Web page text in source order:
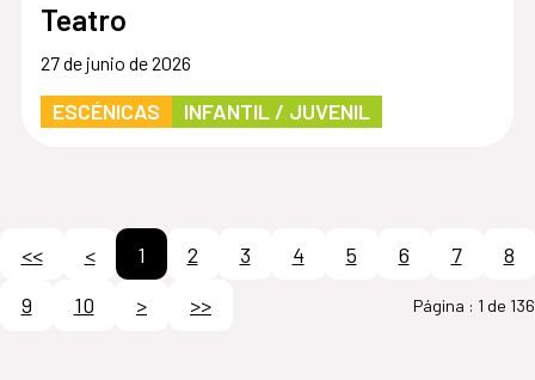
Teatro
27 de junio de 2026
ESCÉNICAS INFANTIL / JUVENIL
<< < 1 2 3 4 5 6 7
8
9
10 > >> Página : 1 de 136